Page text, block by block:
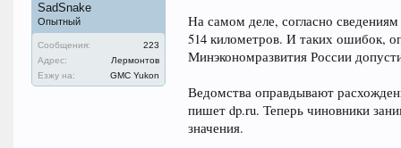
SadSnake
Опытный
Сообщения:
223
Адрес:
Лермонтов
Езжу на:
GMC Yukon
На самом деле, согласно
514 километров. И таких ошибок,
Минэкономразвития России
Ведомства оправдывают
пишет dp.ru. Теперь чиновники
значения.